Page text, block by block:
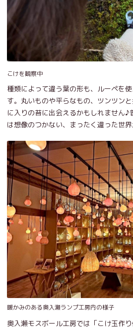
こけを観察中
種類によって違う葉の形も、ルーペを
す。丸いものや平らなもの、ツンツン
に入りの苔に出会えるかもしれません♪
は想像のつかない、まったく違った世界
暖かみのある奥入瀬ランプ工房内の様子
奥入瀬モスボール工房では「こけ玉作